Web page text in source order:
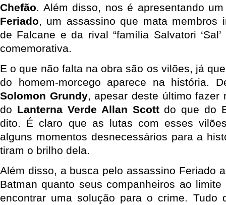
Chefão. Além disso, nos é apresentando
Feriado, um assassino que mata membros
de Falcane e da rival “família Salvatori
comemorativa.
E o que não falta na obra são os vilões, já
do homem-morcego aparece na história.
Solomon Grundy, apesar deste último fazer
do Lanterna Verde Allan Scottdo que do
dito. É claro que as lutas com esses
alguns momentos desnecessários para a
tiram o brilho dela.
Além disso, a busca pelo assassino Feriado
Batman quanto seus companheiros ao
encontrar uma solução para o crime. Tudo